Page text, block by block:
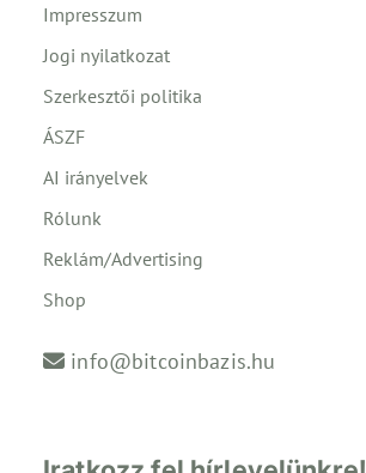
Impresszum
Jogi nyilatkozat
Szerkesztői politika
ÁSZF
AI irányelvek
Rólunk
Reklám/Advertising
Shop
info@bitcoinbazis.hu